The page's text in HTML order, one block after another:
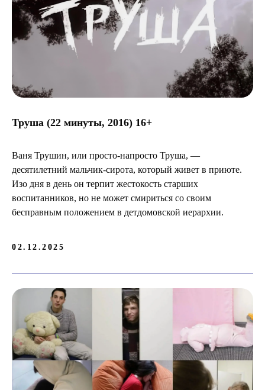
Труша (22 минуты, 2016) 16+
Ваня Трушин, или просто-напросто Труша, —
десятилетний мальчик-сирота, который живет в приюте.
Изо дня в день он терпит жестокость старших
воспитанников, но не может смириться со своим
бесправным положением в детдомовской иерархии.
02.12.2025
Нажимая на кнопку «Подписаться»,
вы соглашаетесь с
политикой
конфиденциальности
Подписаться